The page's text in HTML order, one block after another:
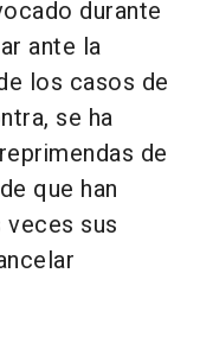
durante
ante la
los casos de
se ha
de
que han
sus